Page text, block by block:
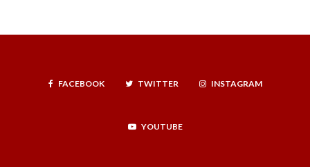
FACEBOOK TWITTER INSTAGRAM
YOUTUBE